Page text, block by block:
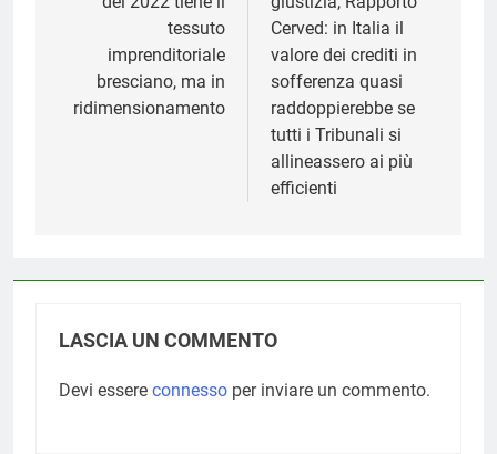
tessuto
imprenditoriale
bresciano, ma in
ridimensionamento
Cerved: in Italia il
valore dei crediti in
sofferenza quasi
raddoppierebbe se
tutti i Tribunali si
allineassero ai più
efficienti
LASCIA UN COMMENTO
Devi essere connesso per inviare un commento.